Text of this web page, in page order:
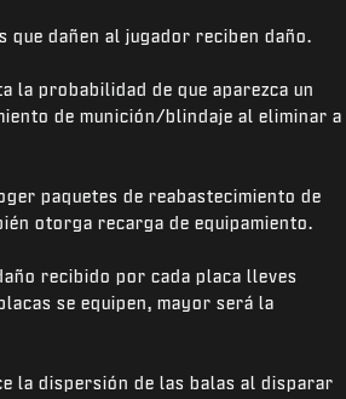
que dañen al jugador reciben daño.
la probabilidad de que aparezca un
de munición/blindaje al eliminar a
paquetes de reabastecimiento de
otorga recarga de equipamiento.
recibido por cada placa lleves
se equipen, mayor será la
la dispersión de las balas al disparar